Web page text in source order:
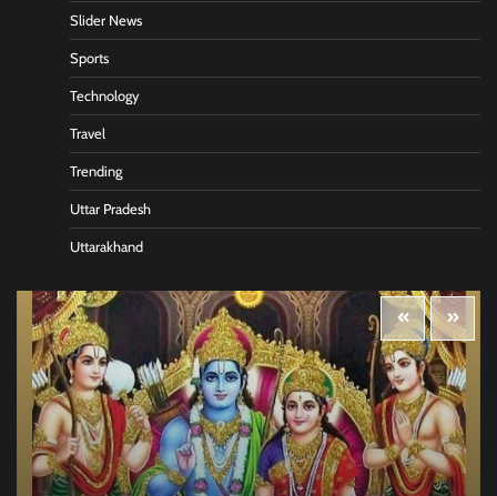
Slider News
Sports
Technology
Travel
Trending
Uttar Pradesh
Uttarakhand